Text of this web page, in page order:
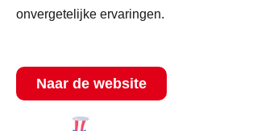
onvergetelijke ervaringen.
Naar de website